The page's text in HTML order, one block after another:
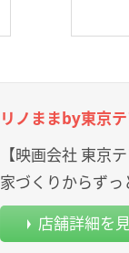
リノままby東京
【映画会社 東京
家づくりからず
店舗詳細を